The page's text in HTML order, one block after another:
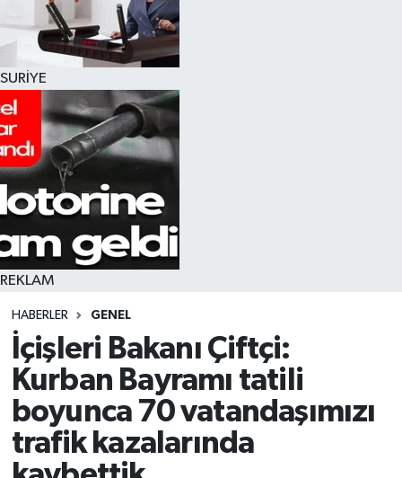
SURİYE
REKLAM
HABERLER GENEL
İçişleri Bakanı Çiftçi:
Kurban Bayramı tatili
boyunca 70 vatandaşımızı
trafik kazalarında